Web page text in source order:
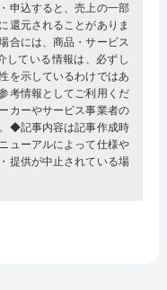
申込すると、売上の一部
還元されることがありま
合には、商品・サービス
ている情報は、必ずし
を示しているわけではあ
考情報としてご利用くだ
カーやサービス事業者の
◆記事内容は記事作成時
ューアルによって仕様や
提供が中止されている場